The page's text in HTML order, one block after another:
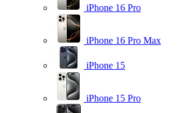
iPhone 16 Pro
iPhone 16 Pro Max
iPhone 15
iPhone 15 Pro